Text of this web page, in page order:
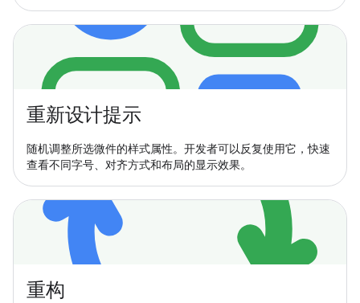
重新设计提示
随机调整所选微件的样式属性。开发者可以反复使用它，快速
查看不同字号、对齐方式和布局的显示效果。
重构